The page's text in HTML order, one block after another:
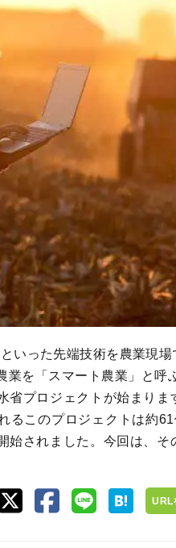
いった先端技術を農業現
業を「スマート農業」と呼
省プロジェクトが始まり
るこのプロジェクトは約
始されました。今回は、
URL